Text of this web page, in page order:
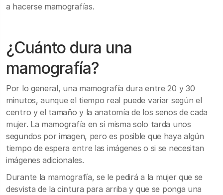
a hacerse mamografías.
¿Cuánto dura una
mamografía?
Por lo general, una mamografía dura entre 20 y 30
minutos, aunque el tiempo real puede variar según el
centro y el tamaño y la anatomía de los senos de cada
mujer. La mamografía en sí misma solo tarda unos
segundos por imagen, pero es posible que haya algún
tiempo de espera entre las imágenes o si se necesitan
imágenes adicionales.
Durante la mamografía, se le pedirá a la mujer que se
desvista de la cintura para arriba y que se ponga una